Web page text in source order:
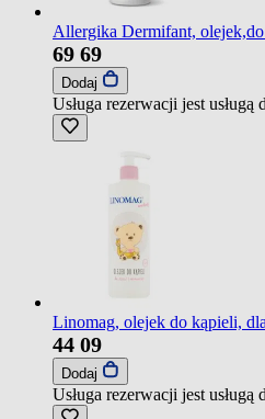
Allergika Dermifant,
69 69
Dodaj
Usługa rezerwacji jest usługą
Linomag, olejek do kąpieli,
44 09
Dodaj
Usługa rezerwacji jest usługą